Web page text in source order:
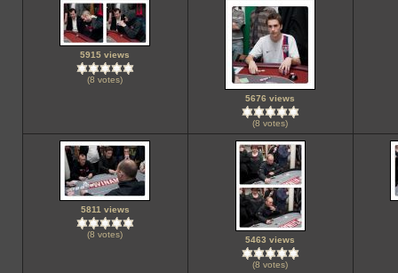
5915 views
(8 votes)
5676 views
(8 votes)
5811 views
(8 votes)
5463 views
(8 votes)